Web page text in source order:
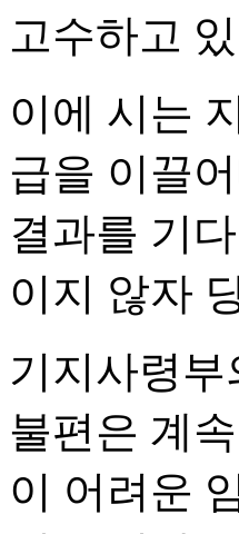
고수하고
이에 시는
급을 이끌
결과를 기
이지 않자
기지사령
불편은 계
이 어려운